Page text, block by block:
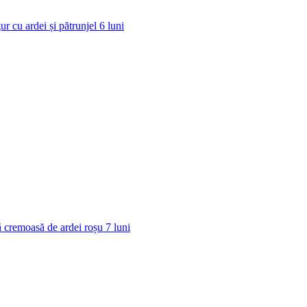
cu ardei și pătrunjel 6 luni
cremoasă de ardei roșu 7 luni